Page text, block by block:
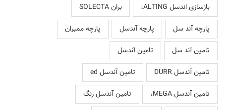
بازسازی اندسل ALTING،
بران SOLECTA
پارچه آند سل
پارچه آندسل
پارچه ممبران
تامین آند سل
تامین آندسل
تامین آندسل DURR
تامین آندسل ed
تامین آندسل MEGA،
تامین آندسل رنگ